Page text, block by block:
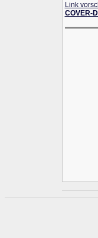
Link
COVER-